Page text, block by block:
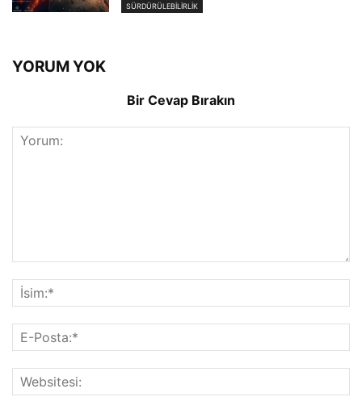
SÜRDÜRÜLEBILIRLIK
YORUM YOK
Bir Cevap Bırakın